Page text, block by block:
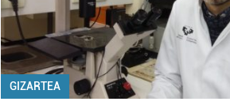
GIZARTEA